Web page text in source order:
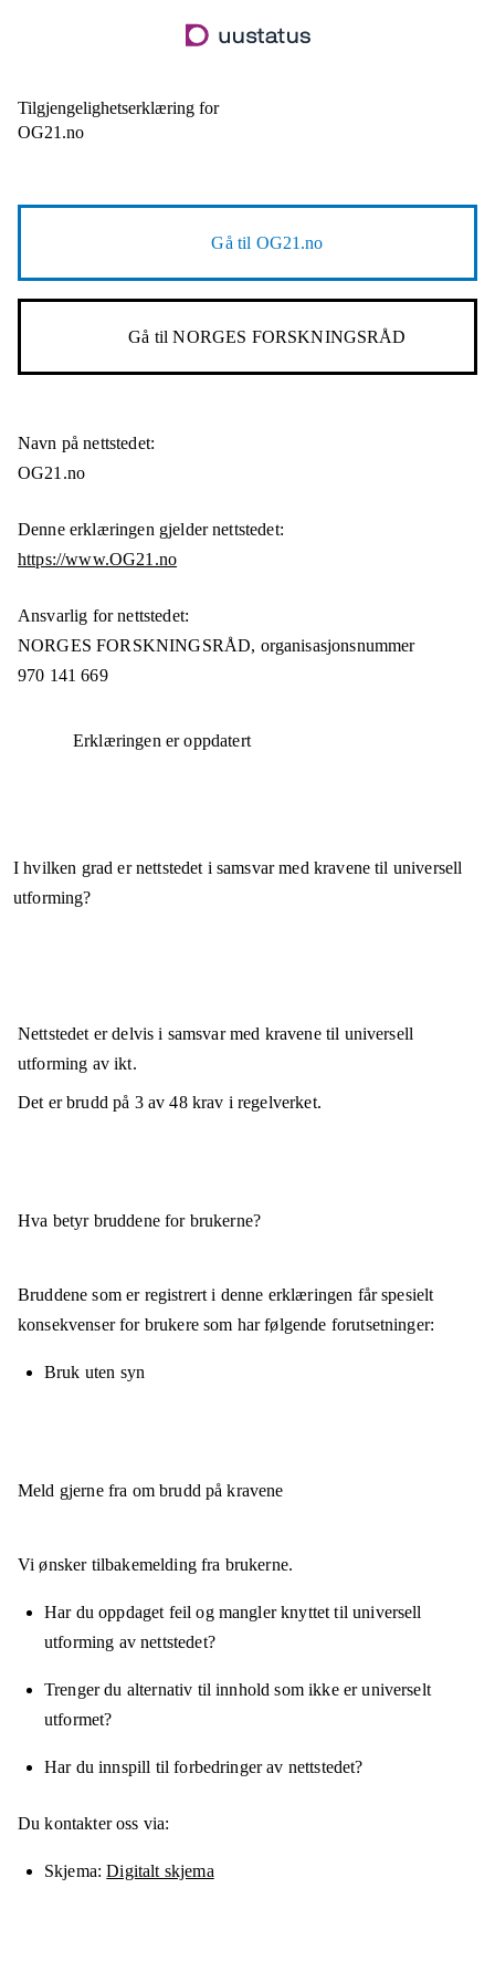
til
Tilgjengelighetserklæring for
OG21.no
Gå til OG21.no
Gå tilNORGES FORSKNINGSRÅD
Navn på nettstedet:
OG21.no
Denne erklæringen gjelder nettstedet:
https://www.OG21.no
Ansvarlig for nettstedet:
NORGES FORSKNINGSRÅD, organisasjonsnummer
970 141 669
Erklæringen er oppdatert
I hvilken grad er nettstedet i samsvar med kravene til universell
utforming?
Nettstedet erdelvis i samsvarmed kravene til universell
utforming av ikt.
Det er brudd på 3av48krav i regelverket.
Hva betyr bruddene for brukerne?
Bruddene som er registrert i denne erklæringen får spesielt
konsekvenser for brukere som har følgende forutsetninger:
Bruk uten syn
Meld gjerne fra om brudd på kravene
Vi ønsker tilbakemelding fra brukerne.
Har du oppdaget feil og mangler knyttet til universell
utforming av nettstedet?
Trenger du alternativ til innhold som ikke er universelt
utformet?
Har du innspill til forbedringer av nettstedet?
Du kontakter oss via:
Skjema Digitalt skjema